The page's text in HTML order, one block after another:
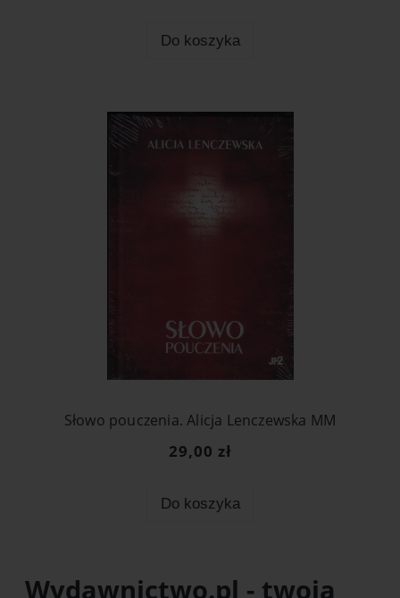
Do koszyka
Słowo pouczenia. Alicja Lenczewska MM
29,00 zł
Do koszyka
Wydawnictwo.pl - twoja